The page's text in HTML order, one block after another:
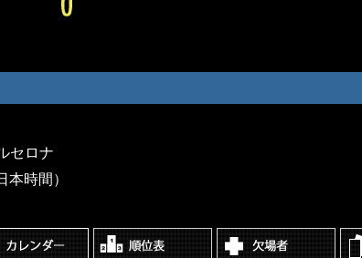
セロナ
時間）